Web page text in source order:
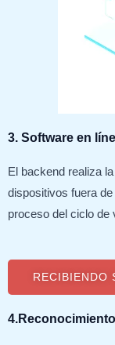
3. Software en
El backend realiza
dispositivos fuera
proceso del ciclo de
RECIBIENDO